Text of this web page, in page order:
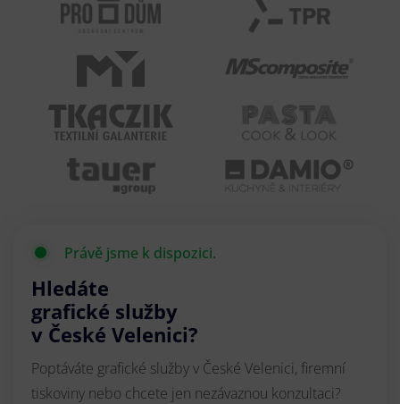
Právě jsme k dispozici.
Hledáte
grafické služby
v České Velenici?
Poptáváte grafické služby v České Velenici, firemní
tiskoviny nebo chcete jen nezávaznou konzultaci?